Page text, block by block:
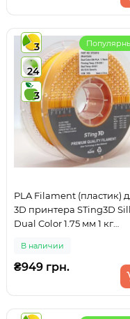
3
24
3
PLA Filament (пластик)
3D принтера STing3D
Dual Color 1.75 мм 1 кг
Золотой
В наличии
₴949 грн.